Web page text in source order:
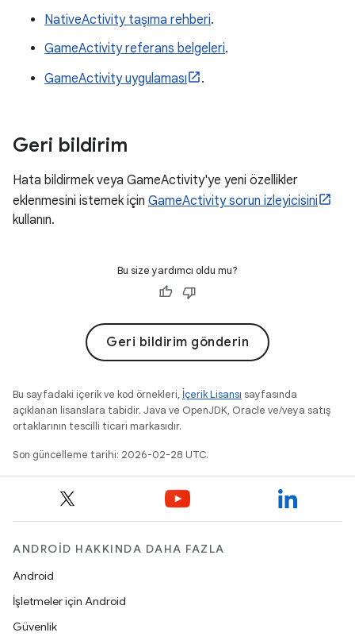
NativeActivity taşıma rehberi.
GameActivity referans belgeleri.
GameActivity uygulaması
.
Geri bildirim
Hata bildirmek veya GameActivity'ye yeni özellikler
eklenmesini istemek için GameActivity sorun izleyicisini
kullanın.
Bu size yardımcı oldu mu?
Geri bildirim gönderin
Bu sayfadaki içerik ve kod örnekleri, İçerik Lisansı sayfasında
açıklanan lisanslara tabidir. Java ve OpenJDK, Oracle ve/veya satış
ortaklarının tescilli ticari markasıdır.
Son güncelleme tarihi: 2026-02-28 UTC.
ANDROID HAKKINDA DAHA FAZLA
Android
İşletmeler için Android
Güvenlik